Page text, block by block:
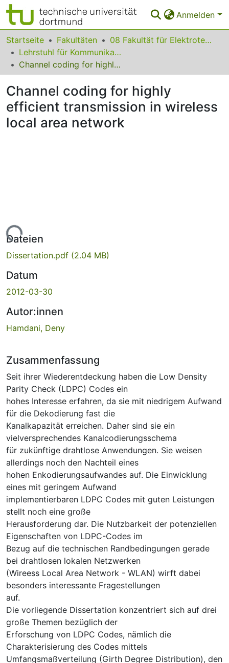
Anmelden
Bereiche & Sammlungen
Das gesamte Repositorium
FAQ
Leitlinien
Startseite Fakultäten
08 Fakultät für Elektrotechnik und Informationstechnik
Lehrstuhl für Kommunikationstechnik
Channel coding for highly efficient transmission in wireless local area network
Channel coding for highly
efficient transmission in wireless
local area network
Dateien
Dissertation.pdf (2.04 MB)
Datum
2012-03-30
Autor:innen
Hamdani, Deny
Zusammenfassung
Seit ihrer Wiederentdeckung haben die Low Density
Parity Check (LDPC) Codes ein
hohes Interesse erfahren, da sie mit niedrigem Aufwand
für die Dekodierung fast die
Kanalkapazität erreichen. Daher sind sie ein
vielversprechendes Kanalcodierungsschema
für zukünftige drahtlose Anwendungen. Sie weisen
allerdings noch den Nachteil eines
hohen Enkodierungsaufwandes auf. Die Einwicklung
eines mit geringem Aufwand
implementierbaren LDPC Codes mit guten Leistungen
stellt noch eine große
Herausforderung dar. Die Nutzbarkeit der potenziellen
Eigenschaften von LDPC-Codes im
Bezug auf die technischen Randbedingungen gerade
bei drahtlosen lokalen Netzwerken
(Wireess Local Area Network - WLAN) wirft dabei
besonders interessante Fragestellungen
auf.
Die vorliegende Dissertation konzentriert sich auf drei
große Themen bezüglich der
Erforschung von LDPC Codes, nämlich die
Charakterisierung des Codes mittels
Umfangsmaßverteilung (Girth Degree Distribution), den